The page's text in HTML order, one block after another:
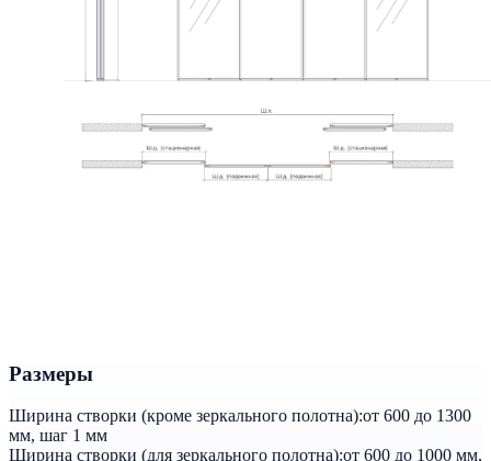
Размеры
Ширина створки (кроме зеркального полотна):от 600 до 1300
мм, шаг 1 мм
Ширина створки (для зеркального полотна):от 600 до 1000 мм,